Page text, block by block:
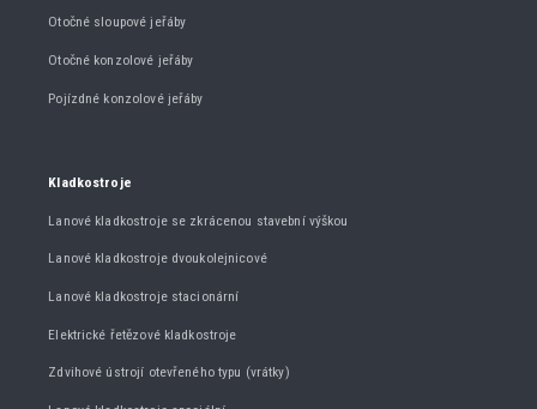
Otočné sloupové jeřáby
Otočné konzolové jeřáby
Pojízdné konzolové jeřáby
Kladkostroje
Lanové kladkostroje se zkrácenou stavební výškou
Lanové kladkostroje dvoukolejnicové
Lanové kladkostroje stacionární
Elektrické řetězové kladkostroje
Zdvihové ústrojí otevřeného typu (vrátky)